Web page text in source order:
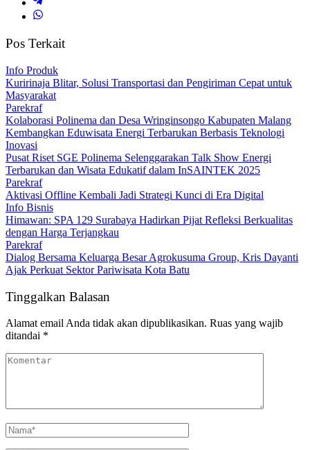
Pos Terkait
Info Produk
Kuririnaja Blitar, Solusi Transportasi dan Pengiriman Cepat untuk
Masyarakat
Parekraf
Kolaborasi Polinema dan Desa Wringinsongo Kabupaten Malang
Kembangkan Eduwisata Energi Terbarukan Berbasis Teknologi
Inovasi
Pusat Riset SGE Polinema Selenggarakan Talk Show Energi
Terbarukan dan Wisata Edukatif dalam InSAINTEK 2025
Parekraf
Aktivasi Offline Kembali Jadi Strategi Kunci di Era Digital
Info Bisnis
Himawan: SPA 129 Surabaya Hadirkan Pijat Refleksi Berkualitas
dengan Harga Terjangkau
Parekraf
Dialog Bersama Keluarga Besar Agrokusuma Group, Kris Dayanti
Ajak Perkuat Sektor Pariwisata Kota Batu
Tinggalkan Balasan
Alamat email Anda tidak akan dipublikasikan. Ruas yang wajib
ditandai *